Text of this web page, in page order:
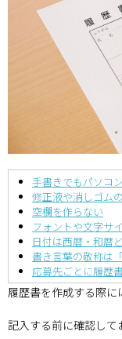
手書きでもパソコ
修正液や消しゴム
空欄を作らない
フォントや文字サ
日付は西暦・和暦
書き言葉の敬称は
応募先ごとに履歴
履歴書を作成する際に
記入する前に確認して